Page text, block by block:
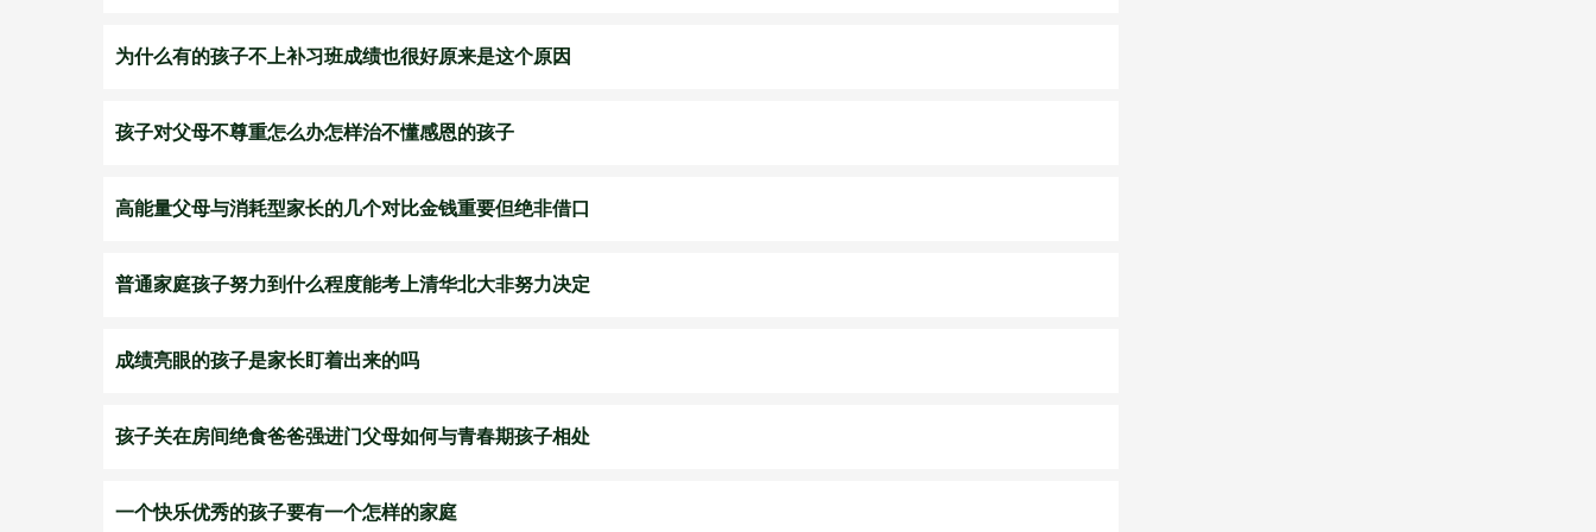
为什么有的孩子不上补习班成绩也很好原来是这个原因
​孩子对父母不尊重怎么办怎样治不懂感恩的孩子
高能量父母与消耗型家长的几个对比金钱重要但绝非借口
普通家庭孩子努力到什么程度能考上清华北大非努力决定
成绩亮眼的孩子是家长盯着出来的吗
孩子关在房间绝食爸爸强进门父母如何与青春期孩子相处
一个快乐优秀的孩子要有一个怎样的家庭